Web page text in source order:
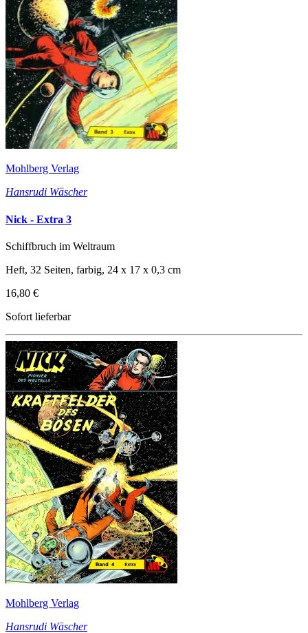
Mohlberg Verlag
Hansrudi Wäscher
Nick - Extra 3
Schiffbruch im Weltraum
Heft, 32 Seiten, farbig, 24 x 17 x 0,3 cm
16,80 €
Sofort lieferbar
Mohlberg Verlag
Hansrudi Wäscher